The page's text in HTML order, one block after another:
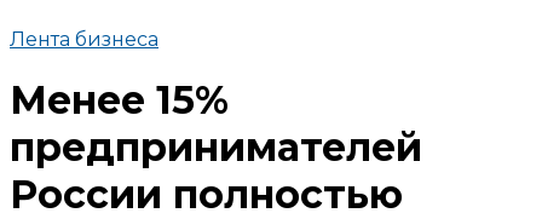
Лента бизнеса
Менее 15%
предпринимателей
России полностью